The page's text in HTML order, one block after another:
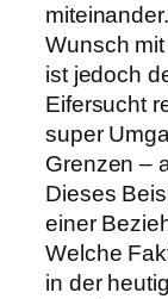
Wunsch
ist jedoch
Eifersucht
super
Grenzen –
Dieses
einer
Welche
in der